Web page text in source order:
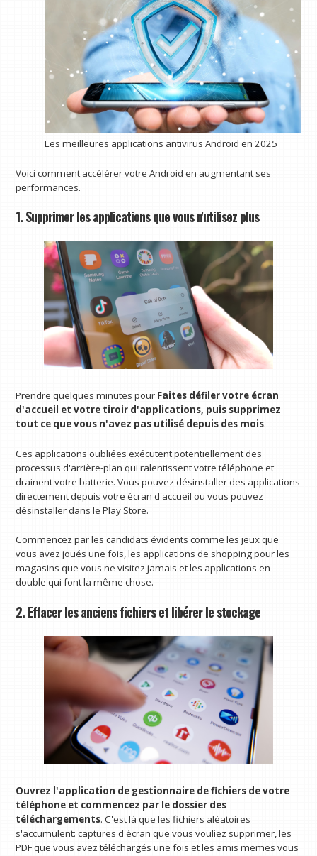
Les meilleures applications antivirus Android en 2025
Voici comment accélérer votre Android en augmentant ses
performances.
1. Supprimer les applications que vous n'utilisez plus
Prendre quelques minutes pour Faites défiler votre écran
d'accueil et votre tiroir d'applications, puis supprimez
tout ce que vous n'avez pas utilisé depuis des mois.
Ces applications oubliées exécutent potentiellement des
processus d'arrière-plan qui ralentissent votre téléphone et
drainent votre batterie. Vous pouvez désinstaller des applications
directement depuis votre écran d'accueil ou vous pouvez
désinstaller dans le Play Store.
Commencez par les candidats évidents comme les jeux que
vous avez joués une fois, les applications de shopping pour les
magasins que vous ne visitez jamais et les applications en
double qui font la même chose.
2. Effacer les anciens fichiers et libérer le stockage
Ouvrez l'application de gestionnaire de fichiers de votre
téléphone et commencez par le dossier des
téléchargements. C'est là que les fichiers aléatoires
s'accumulent: captures d'écran que vous vouliez supprimer, les
PDF que vous avez téléchargés une fois et les amis memes vous